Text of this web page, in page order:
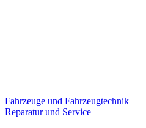
Fahrzeuge und Fahrzeugtechnik
Reparatur und Service